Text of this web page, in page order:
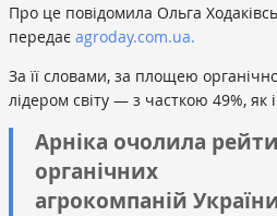
Про це повідомила Ольга
передає agroday.com.ua.
За її словами, за площею
лідером світу — з часткою 49%, як
Арніка очолила
органічних
агрокомпаній